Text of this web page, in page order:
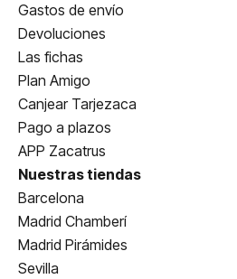
Gastos de envío
Devoluciones
Las fichas
Plan Amigo
Canjear Tarjezaca
Pago a plazos
APP Zacatrus
Nuestras tiendas
Barcelona
Madrid Chamberí
Madrid Pirámides
Sevilla